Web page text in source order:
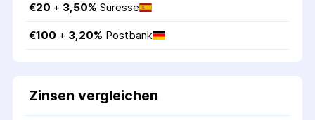
€20 + 3,50% Suresse
€100 + 3,20% Postbank
Zinsen vergleichen